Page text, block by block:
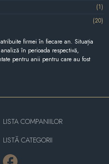
(1)
(20)
firmei în fiecare an. Situația
în perioada respectivă,
pentru anii pentru care au fost
LISTA COMPANIILOR
LISTĂ CATEGORII